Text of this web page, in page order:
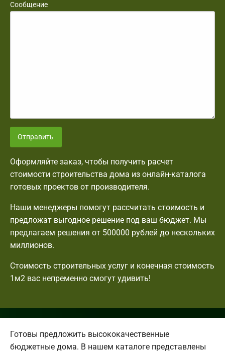
Сообщение
Отправить
Оформляйте заказ, чтобы получить расчет
стоимости строительства дома из онлайн-каталога
готовых проектов от производителя.
Наши менеджеры помогут рассчитать стоимость и
предложат выгодное решение под ваш бюджет. Мы
предлагаем решения от 500000 рублей до нескольких
миллионов.
Стоимость строительных услуг и конечная стоимость
1м2 вас непременно смогут удивить!
Готовы предложить высококачественные
бюджетные дома. В нашем каталоге представлены